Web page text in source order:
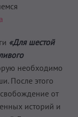
«Для шестой
необходимо
После этого
от
историй и